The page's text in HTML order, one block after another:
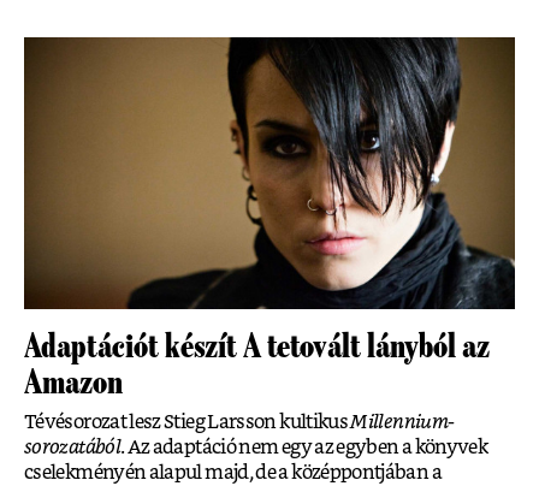
Adaptációt készít A tetovált lányból az
Amazon
Tévésorozat lesz Stieg Larsson kultikusMillennium-
sorozatából. Az adaptáció nem egy az egyben a könyvek
cselekményén alapul majd, de a középpontjában a